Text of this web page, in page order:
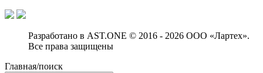
Разработано в AST.ONE © 2016 - 2026 ООО «Лартех».
Все права защищены
Главная/поиск